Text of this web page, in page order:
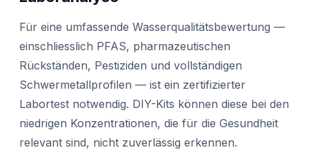
Für eine umfassende Wasserqualitätsbewertung —
einschliesslich PFAS, pharmazeutischen
Rückständen, Pestiziden und vollständigen
Schwermetallprofilen — ist ein zertifizierter
Labortest notwendig. DIY-Kits können diese bei den
niedrigen Konzentrationen, die für die Gesundheit
relevant sind, nicht zuverlässig erkennen.